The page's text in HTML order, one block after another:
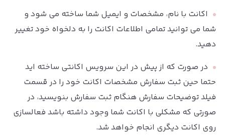
اکانت با نام، مشخصات و ایمیل شما ساخته می شود و
شما می توانید تمامی اطلاعات اکانت را به دلخواه خود تغییر
دهید.
در صورت که از پیش در این سرویس اکانتی ساخته اید
حتما حین ثبت سفارش مشخصات اکانت خود را در قسمت
فیلد توضیحات سفارش هنگام ثبت سفارش بنویسید، در
صورتی که مشکلی با اکانت شما وجود داشته باشد فعالسازی
روی اکانت دیگری انجام خواهد شد.